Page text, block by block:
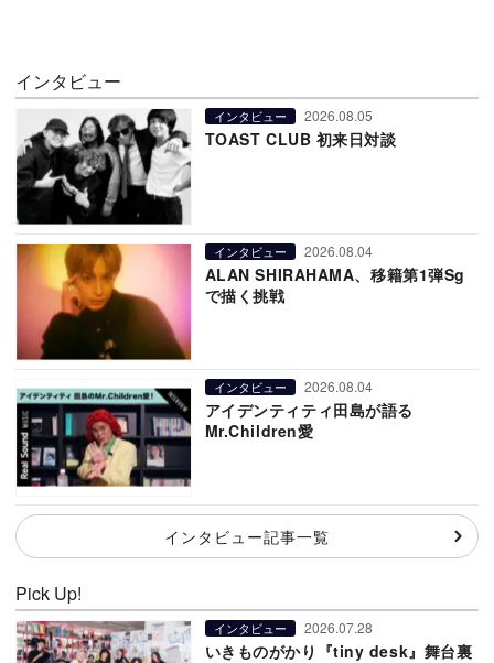
インタビュー
インタビュー 2026.08.05
TOAST CLUB 初来日対談
インタビュー 2026.08.04
ALAN SHIRAHAMA、移籍第1弾Sg
で描く挑戦
インタビュー 2026.08.04
アイデンティティ田島が語る
Mr.Children愛
インタビュー記事一覧
Pick Up!
インタビュー 2026.07.28
いきものがかり『tiny desk』舞台裏